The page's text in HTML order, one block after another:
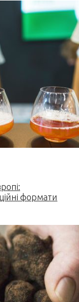
формати